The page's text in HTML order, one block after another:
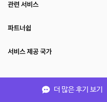
더 많은 후기 보기
관련 서비스
파트너쉽
서비스 제공 국가
(주)NSPACE 사업자정보